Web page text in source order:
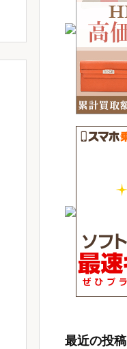
最近の投稿